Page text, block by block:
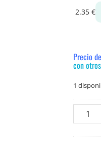
2.35 €
Precio
con
1
Fruit